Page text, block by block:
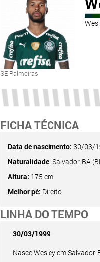
SE Palmeiras
FICHA TÉCNICA
Data de nascimento: 30/03/
Naturalidade: Salvador-BA
Altura: 175 cm
Melhor pé: Direito
LINHA DO TEMPO
30/03/1999
Nasce Wesley em Salvador-